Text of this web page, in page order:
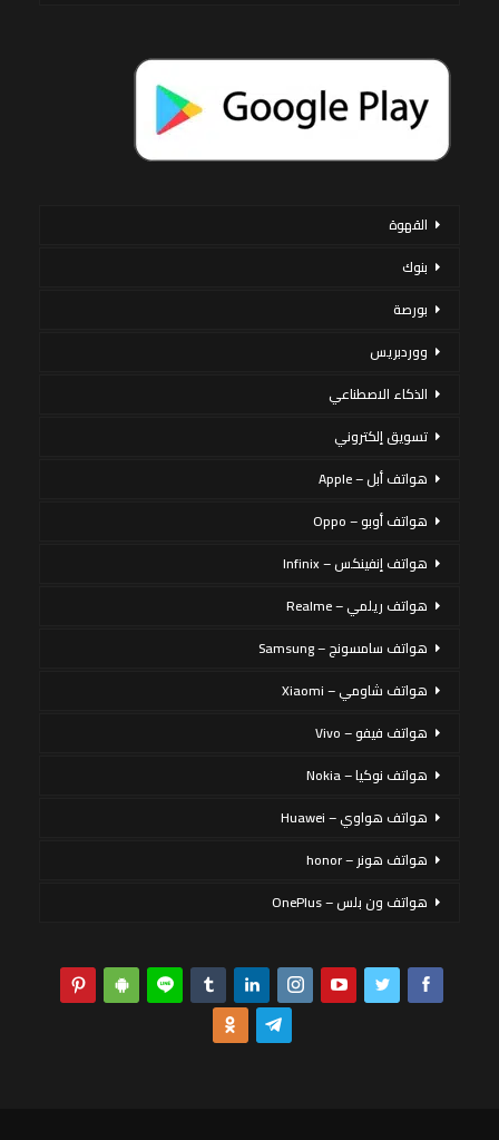
القهوة
بنوك
بورصة
ووردبريس
الذكاء الاصطناعي
تسويق إلكتروني
هواتف أبل – Apple
هواتف أوبو – Oppo
هواتف إنفينكس – Infinix
هواتف ريلمي – Realme
هواتف سامسونج – Samsung
هواتف شاومي – Xiaomi
هواتف فيفو – Vivo
هواتف نوكيا – Nokia
هواتف هواوي – Huawei
هواتف هونر – honor
هواتف ون بلس – OnePlus